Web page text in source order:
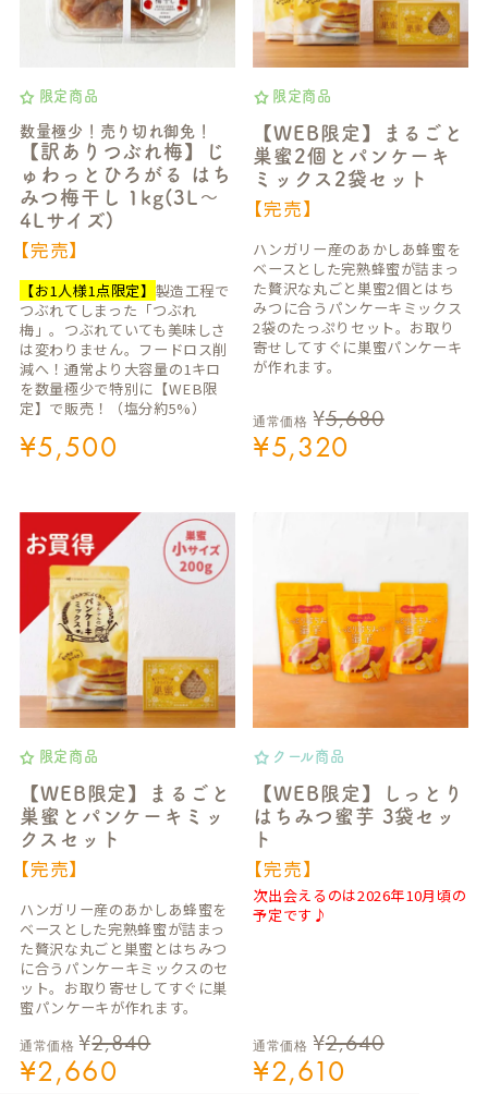
限定商品
数量極少！売り切れ御免！
【訳ありつぶれ梅】じ
ゅわっとひろがる はち
みつ梅干し 1kg(3L～
4Lサイズ)
【完売】
【お1人様1点限定】 製造工程で
つぶれてしまった「つぶれ
梅」。つぶれていても美味しさ
は変わりません。フードロス削
減へ！通常より大容量の1キロ
を数量極少で特別に【WEB限
定】で販売！（塩分約5%）
¥5,500
限定商品
【WEB限定】まるごと
巣蜜2個とパンケーキ
ミックス2袋セット
【完売】
ハンガリー産のあかしあ蜂蜜を
ベースとした完熟蜂蜜が詰まっ
た贅沢な丸ごと巣蜜2個とはち
みつに合うパンケーキミックス
2袋のたっぷりセット。お取り
寄せしてすぐに巣蜜パンケーキ
が作れます。
通常価格 ¥5,680
¥5,320
限定商品
【WEB限定】まるごと
巣蜜とパンケーキミッ
クスセット
【完売】
ハンガリー産のあかしあ蜂蜜を
ベースとした完熟蜂蜜が詰まっ
た贅沢な丸ごと巣蜜とはちみつ
に合うパンケーキミックスのセ
ット。お取り寄せしてすぐに巣
蜜パンケーキが作れます。
通常価格 ¥2,840
¥2,660
クール商品
【WEB限定】しっとり
はちみつ蜜芋 3袋セッ
ト
【完売】
次出会えるのは2026年10月頃の
予定です♪
通常価格 ¥2,640
¥2,610